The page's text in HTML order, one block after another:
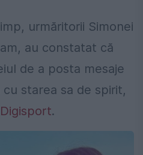
urmăritorii Simonei
au constatat că
de a posta mesaje
starea sa de spirit,
Digisport.